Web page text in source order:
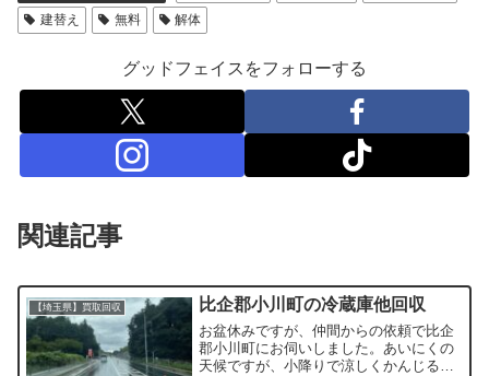
建替え
無料 解体
グッドフェイスをフォローする
関連記事
【埼玉県】買取回収 比企郡小川町の冷蔵庫他回収
お盆休みですが、仲間からの依頼で比企
郡小川町にお伺いしました。あいにくの
天候ですが、小降りで涼しくかんじる気